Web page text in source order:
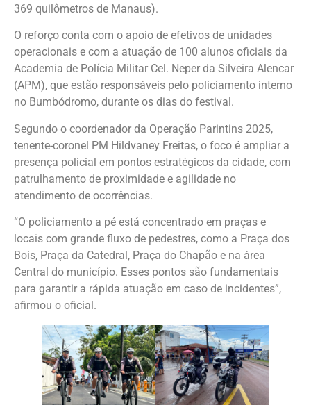
369 quilômetros de Manaus).
O reforço conta com o apoio de efetivos de unidades
operacionais e com a atuação de 100 alunos oficiais da
Academia de Polícia Militar Cel. Neper da Silveira Alencar
(APM), que estão responsáveis pelo policiamento interno
no Bumbódromo, durante os dias do festival.
Segundo o coordenador da Operação Parintins 2025,
tenente-coronel PM Hildvaney Freitas, o foco é ampliar a
presença policial em pontos estratégicos da cidade, com
patrulhamento de proximidade e agilidade no
atendimento de ocorrências.
“O policiamento a pé está concentrado em praças e
locais com grande fluxo de pedestres, como a Praça dos
Bois, Praça da Catedral, Praça do Chapão e na área
Central do município. Esses pontos são fundamentais
para garantir a rápida atuação em caso de incidentes”,
afirmou o oficial.